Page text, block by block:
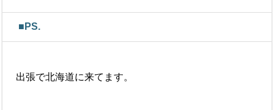
■PS.
出張で北海道に来てます。